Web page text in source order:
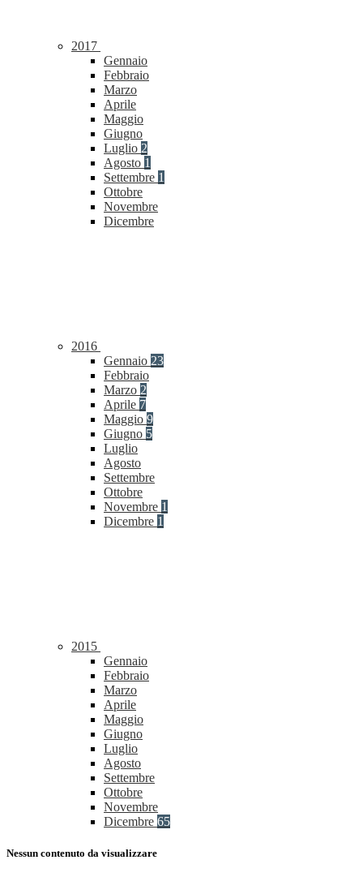
2017
Gennaio
Febbraio
Marzo
Aprile
Maggio
Giugno
Luglio 2
Agosto 1
Settembre 1
Ottobre
Novembre
Dicembre
2016
Gennaio 23
Febbraio
Marzo 2
Aprile 7
Maggio 9
Giugno 5
Luglio
Agosto
Settembre
Ottobre
Novembre 1
Dicembre 1
2015
Gennaio
Febbraio
Marzo
Aprile
Maggio
Giugno
Luglio
Agosto
Settembre
Ottobre
Novembre
Dicembre 65
Nessun contenuto da visualizzare